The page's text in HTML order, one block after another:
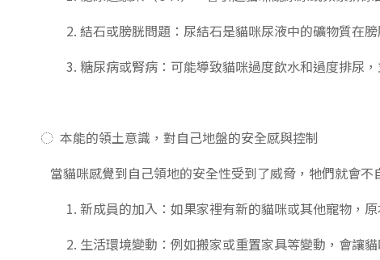
2. 結石或膀胱問題：尿結石是貓咪尿液中的礦物質在膀
3. 糖尿病或腎病：可能導致貓咪過度飲水和過度排尿，
◌ 本能的領土意識，對自己地盤的安全感與控制
當貓咪感覺到自己領地的安全性受到了威脅，牠們就會
1. 新成員的加入：如果家裡有新的貓咪或其他寵物，原
2. 生活環境變動：例如搬家或重置家具等變動，會讓貓